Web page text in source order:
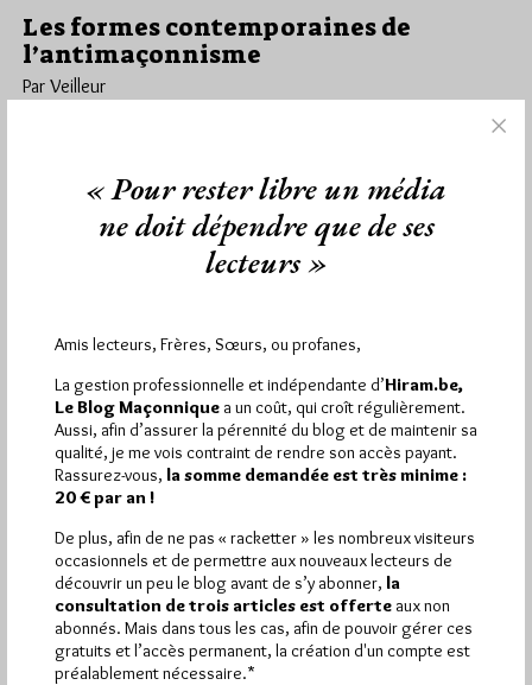
Les formes contemporaines de
l’antimaçonnisme
Par Veilleur
Lu 4479 fois
recension du tout aussi riche livre "Les formes contemporaines
Edition
Hier jeudi 6 août 2026, Hiram.be a reçu1 672 visites
2 608 pagesont été lues (Source : Pirsch.io)
Plus d’informations
« Pour rester libre un média
ne doit dépendre que de ses
lecteurs »
Amis lecteurs, Frères, Sœurs, ou profanes,
La gestion professionnelle et indépendante d’Hiram.be,
Le Blog Maçonnique a un coût, qui croît régulièrement.
Aussi, afin d’assurer la pérennité du blog et de maintenir sa
qualité, je me vois contraint de rendre son accès payant.
Rassurez-vous, la somme demandée est très minime :
20 € par an !
De plus, afin de ne pas « racketter » les nombreux visiteurs
occasionnels et de permettre aux nouveaux lecteurs de
découvrir un peu le blog avant de s’y abonner, la
consultation de trois articles est offerte aux non
abonnés. Mais dans tous les cas, afin de pouvoir gérer ces
gratuits et l’accès permanent, la création d'un compte est
préalablement nécessaire.*